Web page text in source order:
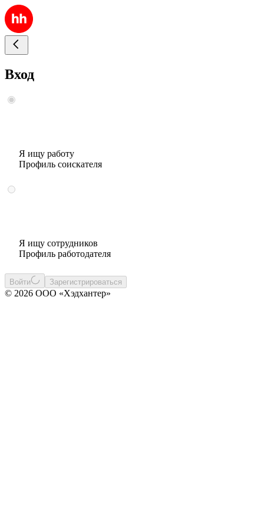
Вход
Я ищу работу
Профиль соискателя
Я ищу сотрудников
Профиль работодателя
Войти Зарегистрироваться
© 2026 ООО «Хэдхантер»